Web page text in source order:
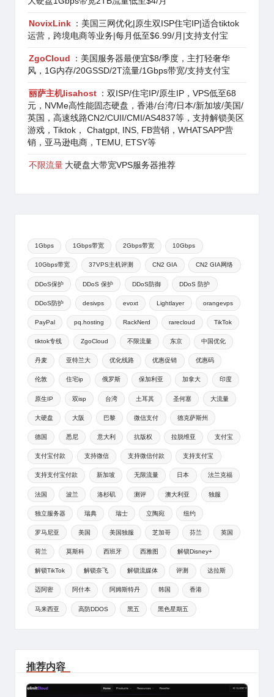
NovixLink ：美国三网优化|原生双ISP住宅IP|适合tiktok
运营，跨境电商等业务|每月低至$6.99/月|支持支付宝
ZgoCloud
：美国服务器最便宜$8/季度，主打轻奢华
风，1G内存/20GSSD/2T流量/1Gbps带宽/支持支付宝
丽萨主机lisahost ：双ISP/住宅IP/原生IP，VPS低至68
元，NVMe高性能固态硬盘，香港/台湾/日本/新加坡/美国/
英国，高速线路CN2/CUII/CMI/AS4837等，支持解锁美区
游戏，Tiktok， Chatgpt, INS, FB营销，WHATSAPP营
销，亚马逊电商，TEMU, ETSY等
不限流量 大硬盘大带宽VPS服务器推荐
1Gbps 1Gbps带宽 2Gbps带宽 10Gbps
10Gbps带宽 37VPS主机评测 CN2 GIA CN2 GIA网络
DDoS保护 DDoS 保护 DDoS防御 DDoS 防护
DDoS防护 desivps evoxt Lightlayer orangevps
PayPal pq.hosting RackNerd rarecloud TikTok
tiktok专线 ZgoCloud 不限流量 东京 中国优化
丹麦 亚特兰大 优化线路 优惠促销 优惠码
伦敦 住宅ip 俄罗斯 保加利亚 加拿大 印度
原生IP 双isp 台湾 土耳其 圣何塞 大流量
大硬盘 大阪 巴黎 微信支付 德克萨斯州
德国 悉尼 意大利 抗版权 拉脱维亚 支付宝
支付宝付款 支持微信 支持微信付款 支持支付宝
支持支付宝付款 新加坡 无限流量 日本 法兰克福
法国 波兰 洛杉矶 测评 澳大利亚 独服
独立服务器 瑞典 瑞士 立陶宛 纽约
罗马尼亚 美国 美国独服 芝加哥 芬兰 英国
荷兰 莫斯科 西班牙 西雅图 解锁Disney+
解锁TikTok 解锁奈飞 解锁流媒体 评测 达拉斯
迈阿密 阿什本 阿姆斯特丹 韩国 香港
马来西亚 高防DDOS 黑五 黑色星期五
推荐内容